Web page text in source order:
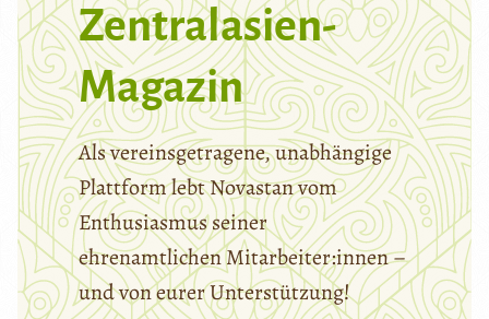
Zentralasien-
Magazin
Als vereinsgetragene, unabhängige
Plattform lebt Novastan vom
Enthusiasmus seiner
ehrenamtlichen Mitarbeiter:innen –
und von eurer Unterstützung!